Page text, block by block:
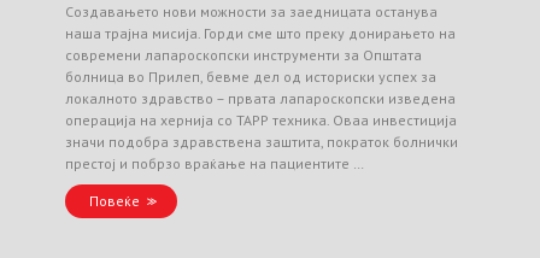
Создавањето нови можности за заедницата останува
наша трајна мисија. Горди сме што преку донирањето на
современи лапароскопски инструменти за Општата
болница во Прилеп, бевме дел од историски успех за
локалното здравство – првата лапароскопски изведена
операција на хернија со TAPP техника. Оваа инвестиција
значи подобра здравствена заштита, пократок болнички
престој и побрзо враќање на пациентите …
Повеќе